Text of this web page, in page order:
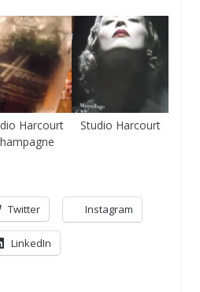
Harcourt
Studio Harcourt
Twitter Instagram
LinkedIn